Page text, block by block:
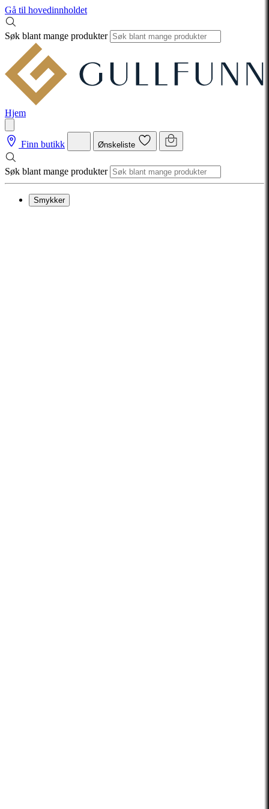
Gå til hovedinnholdet
Søk blant mange produkter
Hjem
Finn butikk Ønskeliste
Søk blant mange produkter
Smykker